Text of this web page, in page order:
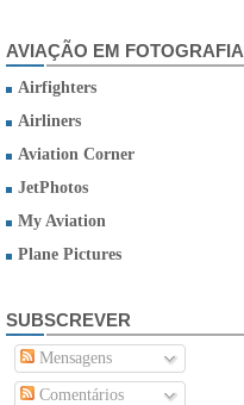
AVIAÇÃO EM FOTOGRAFIA
Airfighters
Airliners
Aviation Corner
JetPhotos
My Aviation
Plane Pictures
SUBSCREVER
Mensagens
Comentários